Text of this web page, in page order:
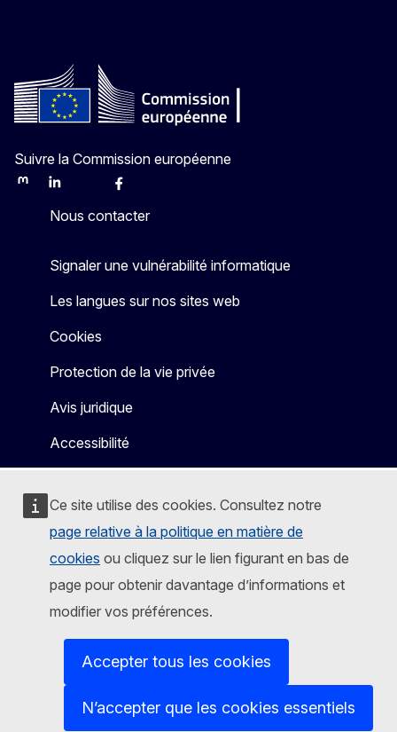
Ce site utilise des cookies. Consultez notre
page relative à la politique en matière de
cookies ou cliquez sur le lien figurant en bas de
page pour obtenir davantage d’informations et
modifier vos préférences.
Accepter tous les cookies
N’accepter que les cookies essentiels
Suivre la Commission européenne
MastodonLinkedInBlueskyFacebook
Nous contacter
Signaler une vulnérabilité informatique
Les langues sur nos sites web
Cookies
Protection de la vie privée
Avis juridique
Accessibilité